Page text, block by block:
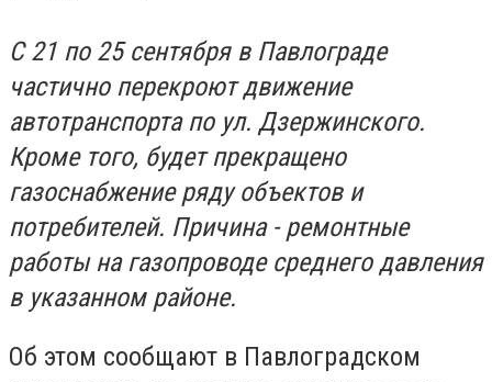
С 21 по 25 сентября в Павлограде
частично перекроют движение
автотранспорта по ул. Дзержинского.
Кроме того, будет прекращено
газоснабжение ряду объектов и
потребителей. Причина - ремонтные
работы на газопроводе среднего давления
в указанном районе.
Об этом сообщают в Павлоградском